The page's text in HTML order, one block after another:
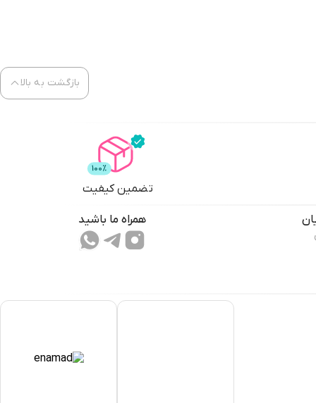
بازگشت به بالا
تضمین کیفیت
همراه ما باشید